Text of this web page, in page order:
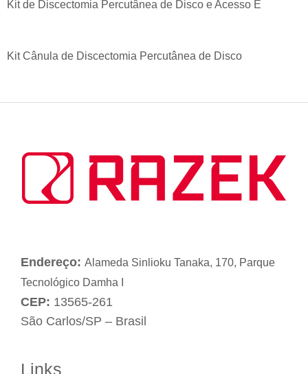
Kit de Discectomia Percutânea de Disco e Acesso E
Kit Cânula de Discectomia Percutânea de Disco
Endereço: Alameda Sinlioku Tanaka, 170, Parque
Tecnológico Damha I
CEP: 13565-261
São Carlos/SP – Brasil
Links